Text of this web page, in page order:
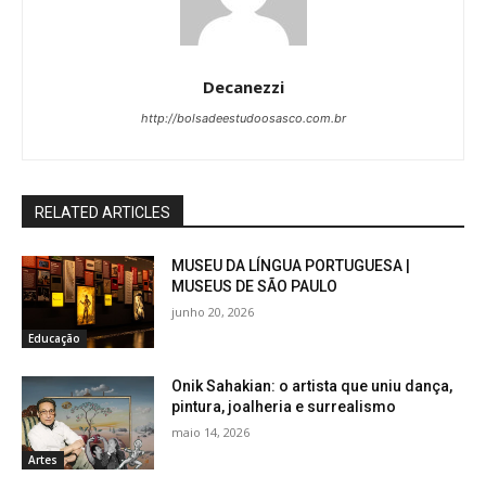
Decanezzi
http://bolsadeestudoosasco.com.br
RELATED ARTICLES
Educação
MUSEU DA LÍNGUA PORTUGUESA |
MUSEUS DE SÃO PAULO
junho 20, 2026
Artes
Onik Sahakian: o artista que uniu dança,
pintura, joalheria e surrealismo
maio 14, 2026